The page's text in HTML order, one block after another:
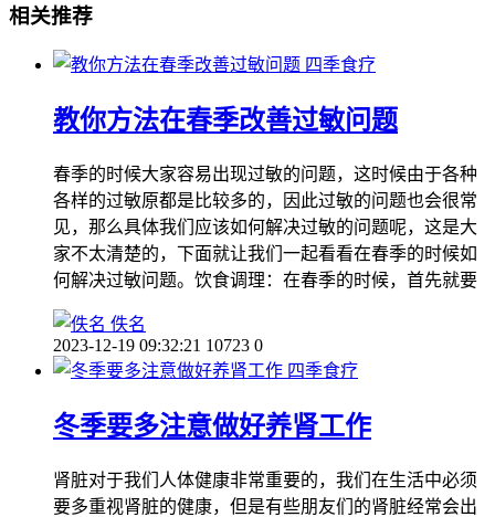
相关推荐
四季食疗
教你方法在春季改善过敏问题
春季的时候大家容易出现过敏的问题，这时候由于各种
各样的过敏原都是比较多的，因此过敏的问题也会很常
见，那么具体我们应该如何解决过敏的问题呢，这是大
家不太清楚的，下面就让我们一起看看在春季的时候如
何解决过敏问题。饮食调理：在春季的时候，首先就要
佚名
2023-12-19 09:32:21 10723 0
四季食疗
冬季要多注意做好养肾工作
肾脏对于我们人体健康非常重要的，我们在生活中必须
要多重视肾脏的健康，但是有些朋友们的肾脏经常会出